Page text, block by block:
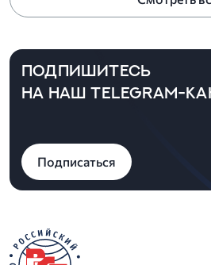
ПОДПИШИТЕСЬ
НА НАШ TELEGRAM-
Подписаться